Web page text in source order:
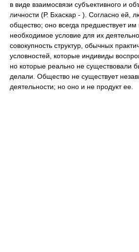
в виде взаимосвязи субъективного и
личности (Р. Бхаскар - ). Согласно ей,
общество; оно всегда предшествует им
необходимое условие для их
совокупность структур, обычных
условностей, которые индивиды
но которые реально не существовали
делали. Общество не существует
деятельности; но оно и не продукт ее.